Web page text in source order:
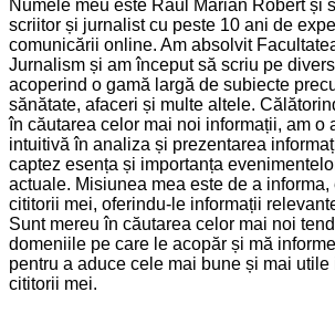
Numele meu este Raul Marian Robert și
scriitor și jurnalist cu peste 10 ani de
comunicării online. Am absolvit
Jurnalism și am început să scriu pe
acoperind o gamă largă de subiecte
sănătate, afaceri și multe altele.
în căutarea celor mai noi informații, am o
intuitivă în analiza și prezentarea
captez esența și importanța
actuale. Misiunea mea este de a
cititorii mei, oferindu-le informații
Sunt mereu în căutarea celor mai noi
domeniile pe care le acopăr și mă
pentru a aduce cele mai bune și mai utile
cititorii mei.